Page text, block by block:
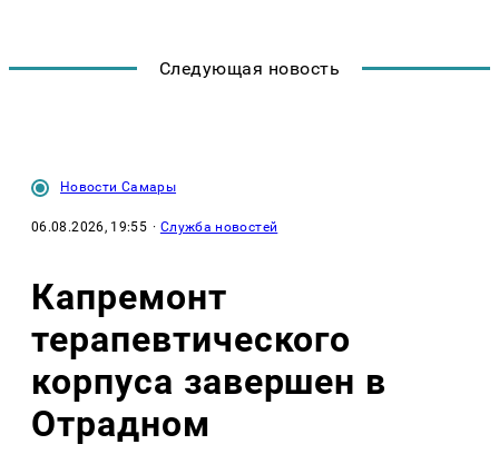
Следующая новость
Новости Самары
06.08.2026, 19:55 · Служба новостей
Капремонт
терапевтического
корпуса завершен в
Отрадном